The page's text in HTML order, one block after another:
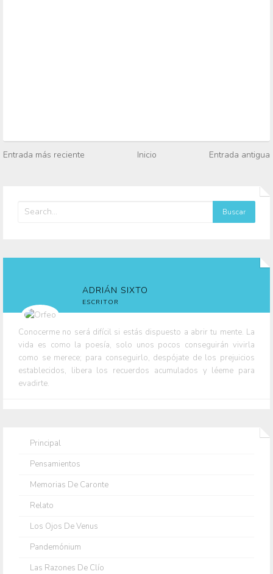
Entrada más reciente Inicio Entrada antigua
ADRIÁN SIXTO
ESCRITOR
Conocerme no será difícil si estás dispuesto a abrir tu mente. La
vida es como la poesía, solo unos pocos conseguirán vivirla
como se merece; para conseguirlo, despójate de los prejuicios
establecidos, libera los recuerdos acumulados y léeme para
evadirte.
Principal
Pensamientos
Memorias De Caronte
Relato
Los Ojos De Venus
Pandemónium
Las Razones De Clío